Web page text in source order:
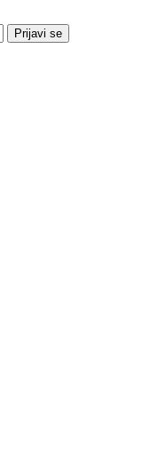
Prijavi se